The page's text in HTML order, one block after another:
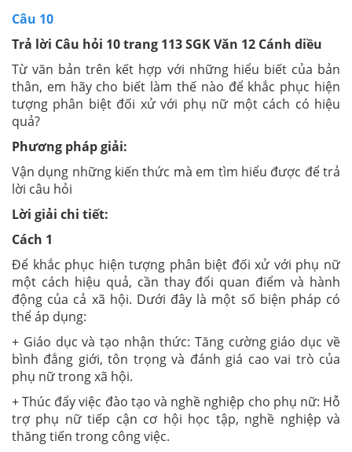
Câu 10
Trả lời Câu hỏi 10 trang 113 SGK Văn 12 Cánh diều
Từ văn bản trên kết hợp với những hiểu biết của bản
thân, em hãy cho biết làm thế nào để khắc phục hiện
tượng phân biệt đối xử với phụ nữ một cách có hiệu
quả?
Phương pháp giải:
Vận dụng những kiến thức mà em tìm hiểu được để trả
lời câu hỏi
Lời giải chi tiết:
Cách 1
Để khắc phục hiện tượng phân biệt đối xử với phụ nữ
một cách hiệu quả, cần thay đổi quan điểm và hành
động của cả xã hội. Dưới đây là một số biện pháp có
thể áp dụng:
+ Giáo dục và tạo nhận thức: Tăng cường giáo dục về
bình đẳng giới, tôn trọng và đánh giá cao vai trò của
phụ nữ trong xã hội.
+ Thúc đẩy việc đào tạo và nghề nghiệp cho phụ nữ: Hỗ
trợ phụ nữ tiếp cận cơ hội học tập, nghề nghiệp và
thăng tiến trong công việc.